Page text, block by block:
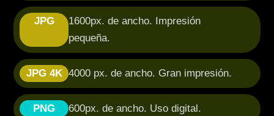
JPG
1600px. de ancho. Impresión
pequeña.
JPG 4K 4000 px. de ancho. Gran impresión.
PNG 600px. de ancho. Uso digital.